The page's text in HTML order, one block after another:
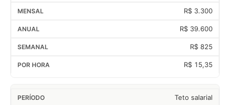
R$ 3.300
R$ 39.600
R$ 825
R$ 15,35
Teto salarial